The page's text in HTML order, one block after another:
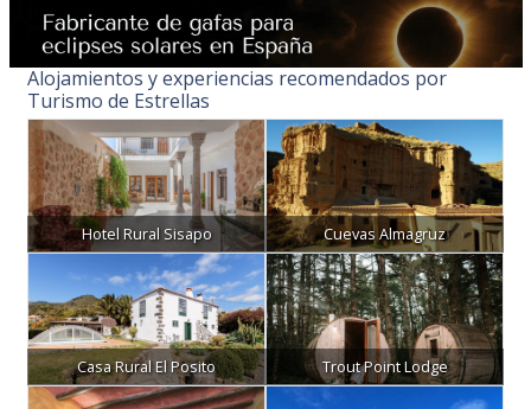
Alojamientos y experiencias recomendados por
Turismo de Estrellas
Hotel Rural Sisapo Cuevas Almagruz
Casa Rural El Posito Trout Point Lodge